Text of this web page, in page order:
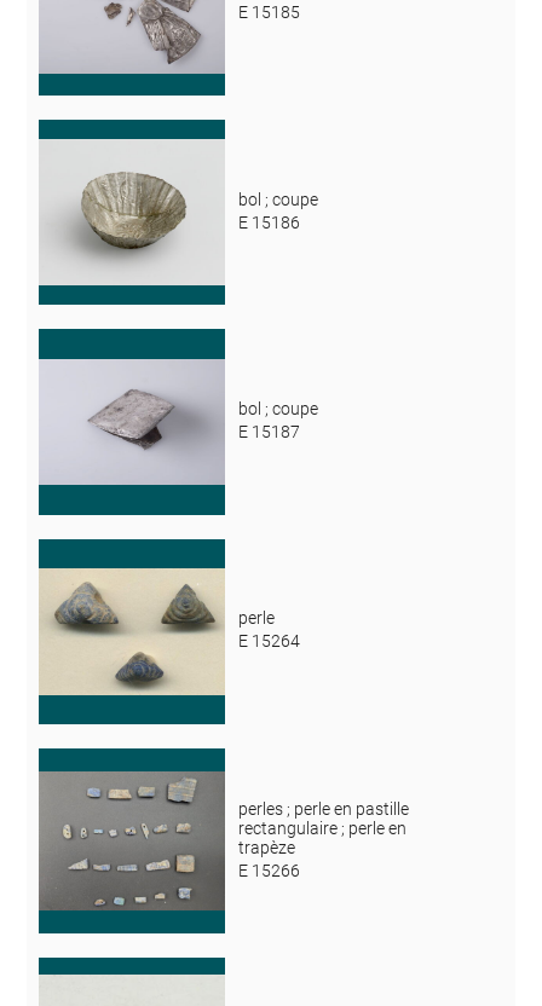
E 15185
bol ; coupe
E 15186
bol ; coupe
E 15187
perle
E 15264
perles ; perle en pastille
rectangulaire ; perle en
trapèze
E 15266